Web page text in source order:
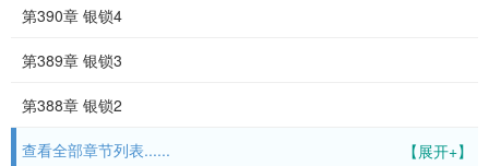
第390章 银锁4
第389章 银锁3
第388章 银锁2
【展开+】
查看全部章节列表......